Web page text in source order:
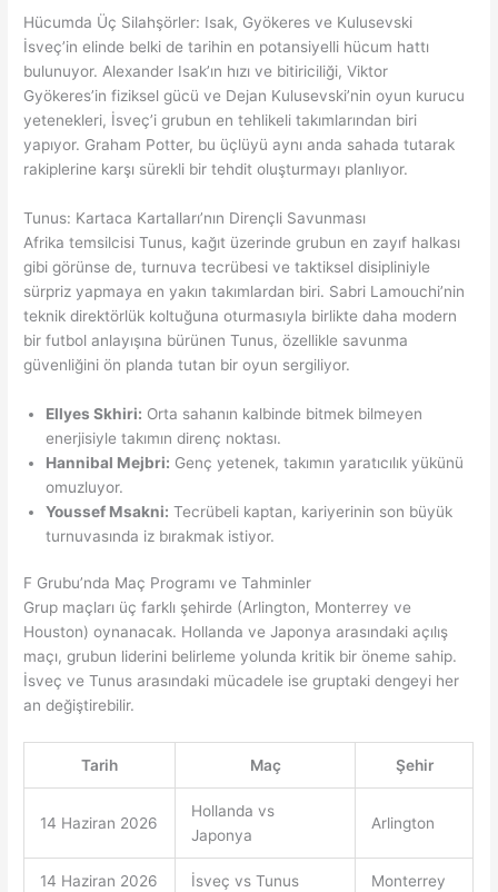
Hücumda Üç Silahşörler: Isak, Gyökeres ve Kulusevski
İsveç’in elinde belki de tarihin en potansiyelli hücum hattı
bulunuyor. Alexander Isak’ın hızı ve bitiriciliği, Viktor
Gyökeres’in fiziksel gücü ve Dejan Kulusevski’nin oyun kurucu
yetenekleri, İsveç’i grubun en tehlikeli takımlarından biri
yapıyor. Graham Potter, bu üçlüyü aynı anda sahada tutarak
rakiplerine karşı sürekli bir tehdit oluşturmayı planlıyor.
Tunus: Kartaca Kartalları’nın Dirençli Savunması
Afrika temsilcisi Tunus, kağıt üzerinde grubun en zayıf halkası
gibi görünse de, turnuva tecrübesi ve taktiksel disipliniyle
sürpriz yapmaya en yakın takımlardan biri. Sabri Lamouchi’nin
teknik direktörlük koltuğuna oturmasıyla birlikte daha modern
bir futbol anlayışına bürünen Tunus, özellikle savunma
güvenliğini ön planda tutan bir oyun sergiliyor.
Ellyes Skhiri: Orta sahanın kalbinde bitmek bilmeyen
enerjisiyle takımın direnç noktası.
Hannibal Mejbri: Genç yetenek, takımın yaratıcılık yükünü
omuzluyor.
Youssef Msakni: Tecrübeli kaptan, kariyerinin son büyük
turnuvasında iz bırakmak istiyor.
F Grubu’nda Maç Programı ve Tahminler
Grup maçları üç farklı şehirde (Arlington, Monterrey ve
Houston) oynanacak. Hollanda ve Japonya arasındaki açılış
maçı, grubun liderini belirleme yolunda kritik bir öneme sahip.
İsveç ve Tunus arasındaki mücadele ise gruptaki dengeyi her
an değiştirebilir.
Tarih Maç Şehir
14 Haziran 2026
Hollanda vs
Japonya
Arlington
14 Haziran 2026 İsveç vs Tunus Monterrey